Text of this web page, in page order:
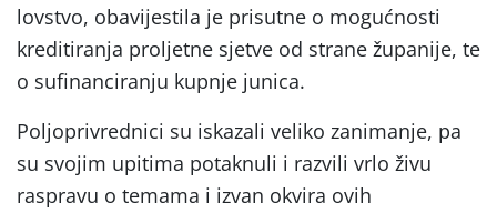
lovstvo, obavijestila je prisutne o mogućnosti
kreditiranja proljetne sjetve od strane županije, te
o sufinanciranju kupnje junica.
Poljoprivrednici su iskazali veliko zanimanje, pa
su svojim upitima potaknuli i razvili vrlo živu
raspravu o temama i izvan okvira ovih